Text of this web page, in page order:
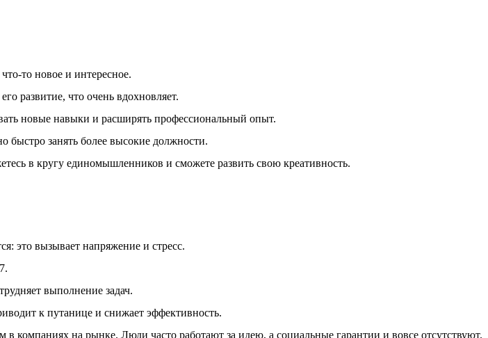
то новое и интересное.
развитие, что очень вдохновляет.
новые навыки и расширять профессиональный опыт.
быстро занять более высокие должности.
в кругу единомышленников и сможете развить свою креативность.
это вызывает напряжение и стресс.
выполнение задач.
к путанице и снижает эффективность.
в компаниях на рынке. Люди часто работают за идею, а социальные гарантии и вовсе отсутствуют.